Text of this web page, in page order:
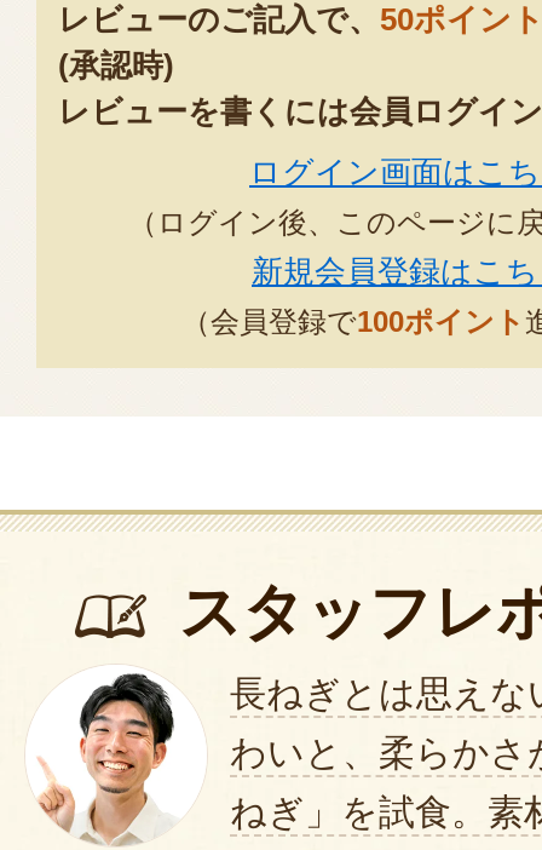
今回はLサイズの20本入りを注文
け新鮮なうちに食べたいので、10
択肢がもう少し広がるとなお嬉し
2022年03月03日 /
この度はご購入頂きありがとう
お子様にもおいしく食べて頂け
2022年03月08日 / Bella
レビューのご記入で、 50ポイン
(承認時)
レビューを書くには会員ログイ
ログイン画面はこ
（ログイン後、このページに
新規会員登録はこ
（会員登録で100ポイント
スタッフレ
長ねぎとは思えな
わいと、柔らかさ
ねぎ」を試食。素